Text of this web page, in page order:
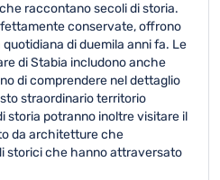
raccontano secoli di storia.
conservate, offrono
di duemila anni fa. Le
di Stabia includono anche
di comprendere nel dettaglio
straordinario territorio
storia potranno inoltre visitare il
da architetture che
storici che hanno attraversato